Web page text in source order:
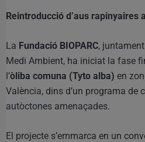
Reintroducció d’aus rapinyaires
La Fundació BIOPARC,
Medi Ambient, ha iniciat la fase
l’òliba comuna (Tyto alba) en
València, dins d’un programa de
autòctones amenaçades.
El projecte s’emmarca en un